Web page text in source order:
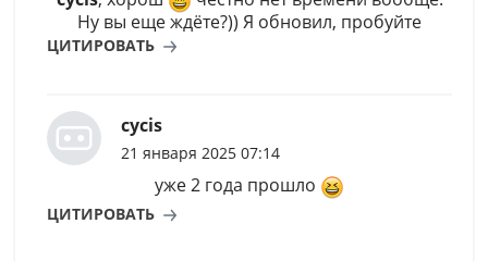
Ну вы еще ждёте?)) Я обновил, пробуйте
ЦИТИРОВАТЬ
cycis
21 января 2025 07:14
уже 2 года прошло
ЦИТИРОВАТЬ